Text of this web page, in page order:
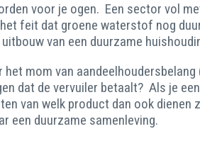
voor je ogen. Een sector vol
feit dat groene waterstof nog
van een duurzame
mom van
dat de vervuiler betaalt? Als je
van welk product dan ook
een duurzame samenleving.